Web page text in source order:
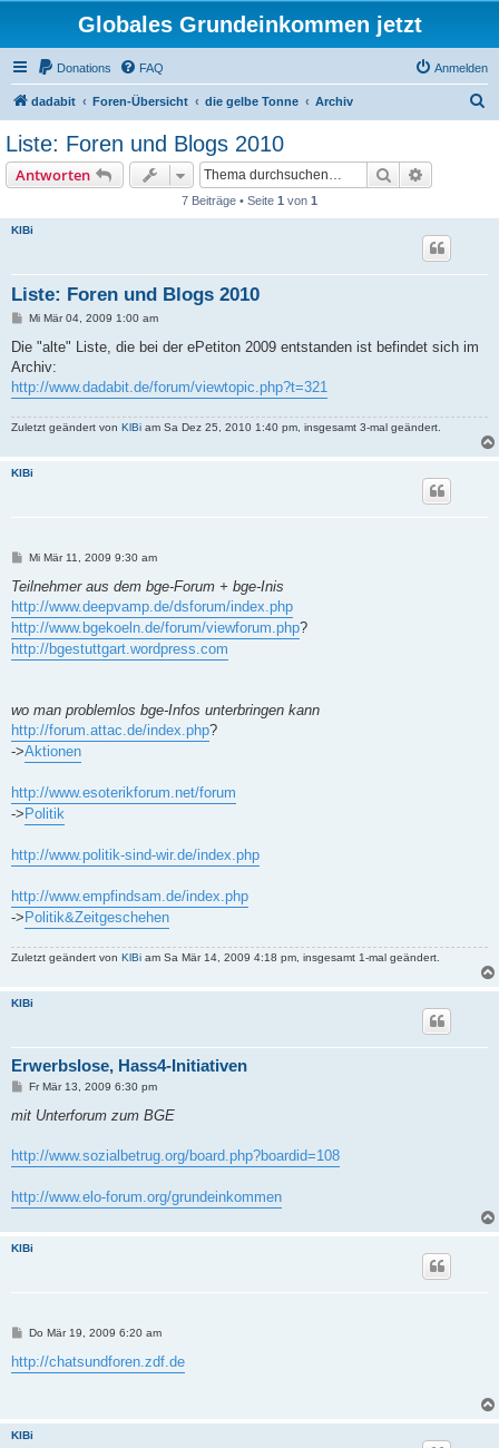
Globales Grundeinkommen jetzt
Donations FAQ Anmelden
dadabit Foren-Übersicht die gelbe Tonne Archiv
Liste: Foren und Blogs 2010
Antworten Suche
7 Beiträge • Seite 1 von 1
KlBi
Liste: Foren und Blogs 2010
B
i
r
a
g
Mi Mär 04, 2009 1:00 am
Die "alte" Liste, die bei der ePetiton 2009 entstanden ist befindet sich im
Archiv:
http://www.dadabit.de/forum/viewtopic.php?t=321
Zuletzt geändert von KlBi am Sa Dez 25, 2010 1:40 pm, insgesamt 3-mal geändert.
KlBi
B
i
r
a
g
Mi Mär 11, 2009 9:30 am
Teilnehmer aus dem bge-Forum + bge-Inis
http://www.deepvamp.de/dsforum/index.php
http://www.bgekoeln.de/forum/viewforum.php?
http://bgestuttgart.wordpress.com
wo man problemlos bge-Infos unterbringen kann
http://forum.attac.de/index.php?
->Aktionen
http://www.esoterikforum.net/forum
->Politik
http://www.politik-sind-wir.de/index.php
http://www.empfindsam.de/index.php
->Politik&Zeitgeschehen
Zuletzt geändert von KlBi am Sa Mär 14, 2009 4:18 pm, insgesamt 1-mal geändert.
KlBi
Erwerbslose, Hass4-Initiativen
B
i
a
g
Fr Mär 13, 2009 6:30 pm
mit Unterforum zum BGE
http://www.sozialbetrug.org/board.php?boardid=108
http://www.elo-forum.org/grundeinkommen
KlBi
B
i
t
Do Mär 19, 2009 6:20 am
http://chatsundforen.zdf.de
KlBi